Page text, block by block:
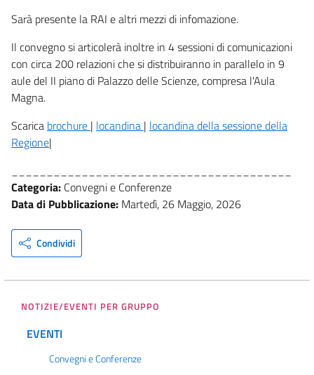
Sarà presente la RAI e altri mezzi di infomazione.
Il convegno si articolerà inoltre in 4 sessioni di comunicazioni
con circa 200 relazioni che si distribuiranno in parallelo in 9
aule del II piano di Palazzo delle Scienze, compresa l'Aula
Magna.
Scarica brochure | locandina | locandina della sessione della
Regione|
Categoria: Convegni e Conferenze
Data di Pubblicazione: Martedì, 26 Maggio, 2026
Condividi
NOTIZIE/EVENTI PER GRUPPO
EVENTI
Convegni e Conferenze